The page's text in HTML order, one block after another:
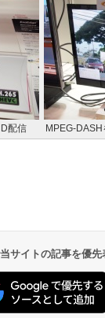
配信 MPEG-
サイトの記事を優先